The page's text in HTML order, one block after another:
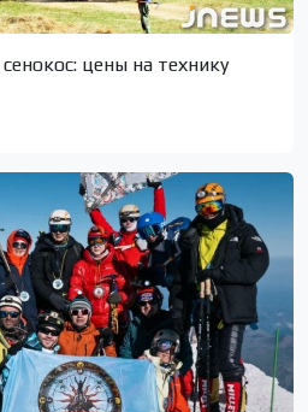
цены на технику